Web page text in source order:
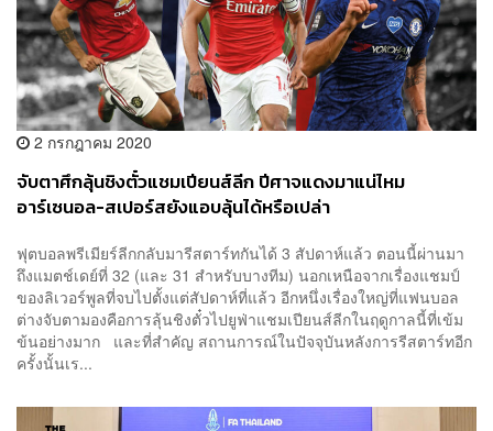
2 กรกฎาคม 2020
จับตาศึกลุ้นชิงตั๋วแชมเปียนส์ลีก ปีศาจแดงมาแน่ไหม
อาร์เซนอล-สเปอร์สยังแอบลุ้นได้หรือเปล่า
ฟุตบอลพรีเมียร์ลีกกลับมารีสตาร์ทกันได้ 3 สัปดาห์แล้ว ตอนนี้ผ่านมา
ถึงแมตช์เดย์ที่ 32 (และ 31 สำหรับบางทีม) นอกเหนือจากเรื่องแชมป์
ของลิเวอร์พูลที่จบไปตั้งแต่สัปดาห์ที่แล้ว อีกหนึ่งเรื่องใหญ่ที่แฟนบอล
ต่างจับตามองคือการลุ้นชิงตั๋วไปยูฟ่าแชมเปียนส์​ลีกในฤดูกาลนี้ที่เข้ม
ข้นอย่างมาก และที่สำคัญ สถานการณ์ในปัจจุบันหลังการรีสตาร์ทอีก
ครั้งนั้นเร...